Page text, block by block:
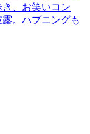
、お笑いコン
。ハプニングも